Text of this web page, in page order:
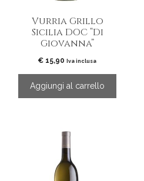
Vurria Grillo
Sicilia DOC “Di
Giovanna”
€ 15,90 Iva inclusa
Aggiungi al carrello